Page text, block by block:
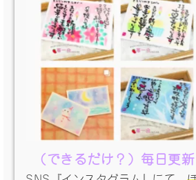
（できるだけ？）毎日更新